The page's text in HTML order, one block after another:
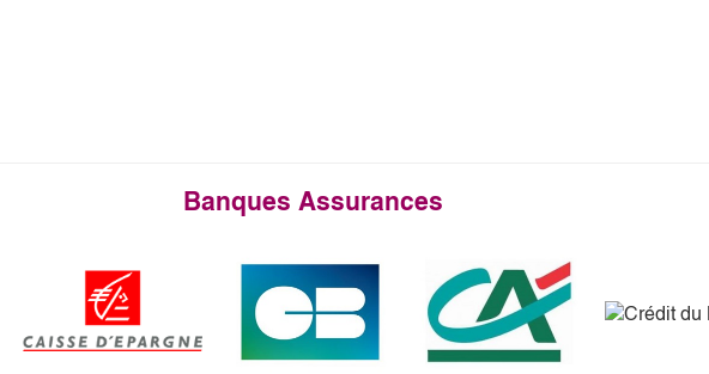
Banques Assurances